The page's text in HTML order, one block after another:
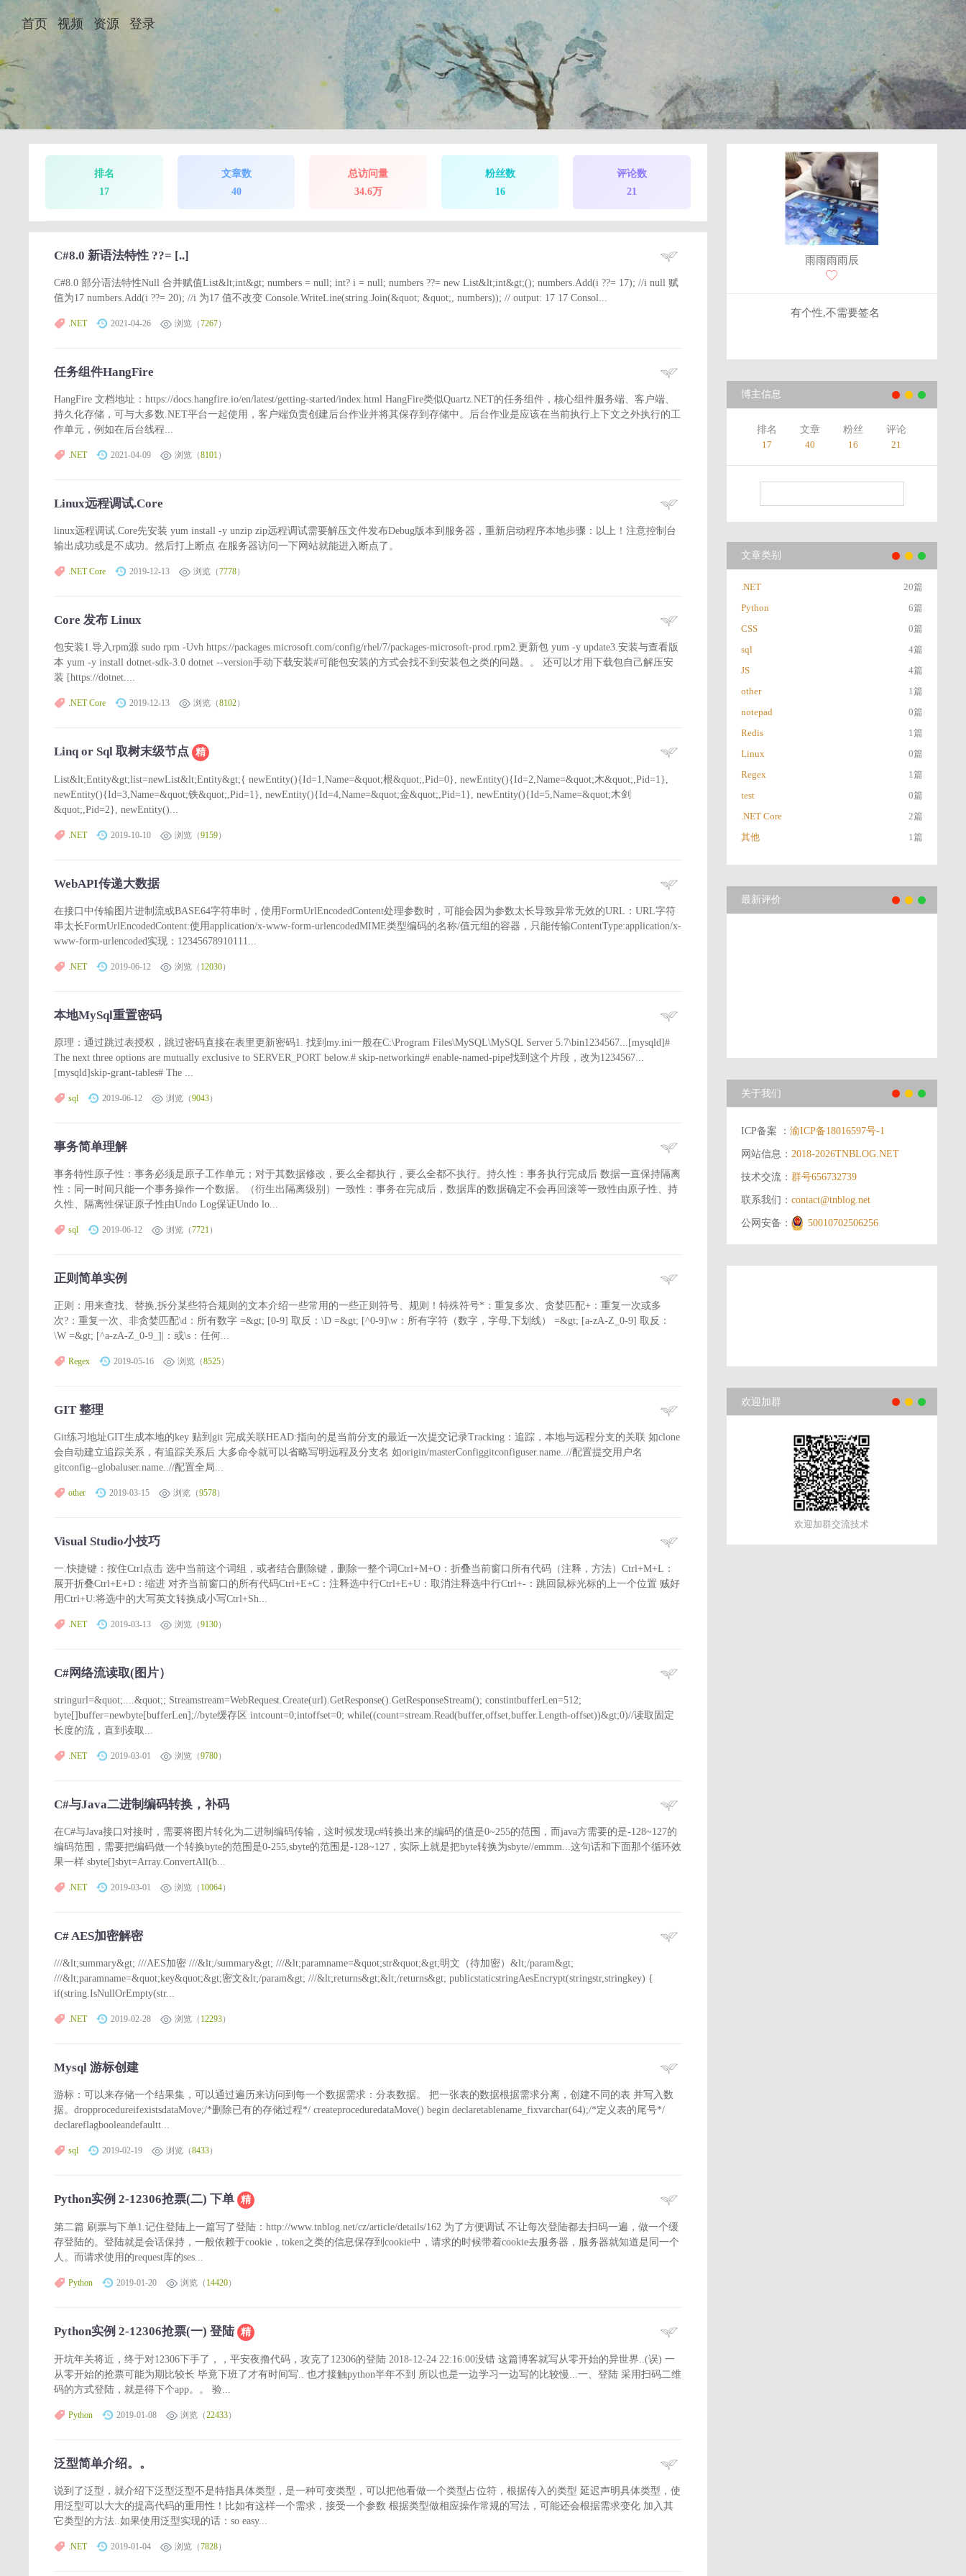
首页 视频 资源 登录
排名
17
文章数
40
总访问量
34.6万
粉丝数
16
评论数
21
C#8.0 新语法特性 ??= [..]
C#8.0 部分语法特性Null 合并赋值List&lt;int&gt; numbers = null; int? i = null; numbers ??= new List&lt;int&gt;(); numbers.Add(i ??= 17); //i null 赋
值为17 numbers.Add(i ??= 20); //i 为17 值不改变 Console.WriteLine(string.Join(&quot; &quot;, numbers)); // output: 17 17 Consol...
.NET 2021-04-26 浏览（7267）
任务组件HangFire
HangFire 文档地址：https://docs.hangfire.io/en/latest/getting-started/index.html HangFire类似Quartz.NET的任务组件，核心组件服务端、客户端、
持久化存储，可与大多数.NET平台一起使用，客户端负责创建后台作业并将其保存到存储中。后台作业是应该在当前执行上下文之外执行的工
作单元，例如在后台线程...
.NET 2021-04-09 浏览（8101）
Linux远程调试.Core
linux远程调试.Core先安装 yum install -y unzip zip远程调试需要解压文件发布Debug版本到服务器，重新启动程序本地步骤：以上！注意控制台
输出成功或是不成功。然后打上断点 在服务器访问一下网站就能进入断点了。
.NET Core 2019-12-13 浏览（7778）
Core 发布 Linux
包安装1.导入rpm源 sudo rpm -Uvh https://packages.microsoft.com/config/rhel/7/packages-microsoft-prod.rpm2.更新包 yum -y update3.安装与查看版
本 yum -y install dotnet-sdk-3.0 dotnet --version手动下载安装#可能包安装的方式会找不到安装包之类的问题。。 还可以才用下载包自己解压安
装 [https://dotnet....
.NET Core 2019-12-13 浏览（8102）
Linq or Sql 取树末级节点 精
List&lt;Entity&gt;list=newList&lt;Entity&gt;{ newEntity(){Id=1,Name=&quot;根&quot;,Pid=0}, newEntity(){Id=2,Name=&quot;木&quot;,Pid=1},
newEntity(){Id=3,Name=&quot;铁&quot;,Pid=1}, newEntity(){Id=4,Name=&quot;金&quot;,Pid=1}, newEntity(){Id=5,Name=&quot;木剑
&quot;,Pid=2}, newEntity()...
.NET 2019-10-10 浏览（9159）
WebAPI传递大数据
在接口中传输图片进制流或BASE64字符串时，使用FormUrlEncodedContent处理参数时，可能会因为参数太长导致异常无效的URL：URL字符
串太长FormUrlEncodedContent:使用application/x-www-form-urlencodedMIME类型编码的名称/值元组的容器，只能传输ContentType:application/x-
www-form-urlencoded实现：12345678910111...
.NET 2019-06-12 浏览（ 12030）
本地MySql重置密码
原理：通过跳过表授权，跳过密码直接在表里更新密码1. 找到my.ini一般在C:\Program Files\MySQL\MySQL Server 5.7\bin1234567...[mysqld]#
The next three options are mutually exclusive to SERVER_PORT below.# skip-networking# enable-named-pipe找到这个片段，改为1234567...
[mysqld]skip-grant-tables# The ...
sql 2019-06-12 浏览（9043）
事务简单理解
事务特性原子性：事务必须是原子工作单元；对于其数据修改，要么全都执行，要么全都不执行。持久性：事务执行完成后 数据一直保持隔离
性：同一时间只能一个事务操作一个数据。（衍生出隔离级别）一致性：事务在完成后，数据库的数据确定不会再回滚等一致性由原子性、持
久性、隔离性保证原子性由Undo Log保证Undo lo...
sql 2019-06-12 浏览（7721）
正则简单实例
正则：用来查找、替换,拆分某些符合规则的文本介绍一些常用的一些正则符号、规则！特殊符号*：重复多次、贪婪匹配+：重复一次或多
次?：重复一次、非贪婪匹配\d：所有数字 =&gt; [0-9] 取反：\D =&gt; [^0-9]\w：所有字符（数字，字母,下划线） =&gt; [a-zA-Z_0-9] 取反：
\W =&gt; [^a-zA-Z_0-9_]|：或\s：任何...
Regex 2019-05-16 浏览（8525）
GIT 整理
Git练习地址GIT生成本地的key 贴到git 完成关联HEAD:指向的是当前分支的最近一次提交记录Tracking：追踪，本地与远程分支的关联 如clone
会自动建立追踪关系，有追踪关系后 大多命令就可以省略写明远程及分支名 如origin/masterConfiggitconfiguser.name..//配置提交用户名
gitconfig--globaluser.name..//配置全局...
other 2019-03-15 浏览（9578）
Visual Studio小技巧
一.快捷键：按住Ctrl点击 选中当前这个词组，或者结合删除键，删除一整个词Ctrl+M+O：折叠当前窗口所有代码（注释，方法）Ctrl+M+L：
展开折叠Ctrl+E+D：缩进 对齐当前窗口的所有代码Ctrl+E+C：注释选中行Ctrl+E+U：取消注释选中行Ctrl+-：跳回鼠标光标的上一个位置 贼好
用Ctrl+U:将选中的大写英文转换成小写Ctrl+Sh...
.NET 2019-03-13 浏览（9130）
C#网络流读取(图片）
stringurl=&quot;....&quot;; Streamstream=WebRequest.Create(url).GetResponse().GetResponseStream(); constintbufferLen=512;
byte[]buffer=newbyte[bufferLen];//byte缓存区 intcount=0;intoffset=0; while((count=stream.Read(buffer,offset,buffer.Length-offset))&gt;0)//读取固定
长度的流，直到读取...
.NET 2019-03-01 浏览（9780）
C#与Java二进制编码转换，补码
在C#与Java接口对接时，需要将图片转化为二进制编码传输，这时候发现c#转换出来的编码的值是0~255的范围，而java方需要的是-128~127的
编码范围，需要把编码做一个转换byte的范围是0-255,sbyte的范围是-128~127，实际上就是把byte转换为sbyte//emmm...这句话和下面那个循环效
果一样 sbyte[]sbyt=Array.ConvertAll(b...
.NET 2019-03-01 浏览（ 10064）
C# AES加密解密
///&lt;summary&gt; ///AES加密 ///&lt;/summary&gt; ///&lt;paramname=&quot;str&quot;&gt;明文（待加密）&lt;/param&gt;
///&lt;paramname=&quot;key&quot;&gt;密文&lt;/param&gt; ///&lt;returns&gt;&lt;/returns&gt; publicstaticstringAesEncrypt(stringstr,stringkey) {
if(string.IsNullOrEmpty(str...
.NET 2019-02-28 浏览（ 12293）
Mysql 游标创建
游标：可以来存储一个结果集，可以通过遍历来访问到每一个数据需求：分表数据。 把一张表的数据根据需求分离，创建不同的表 并写入数
据。dropprocedureifexistsdataMove;/*删除已有的存储过程*/ createproceduredataMove() begin declaretablename_fixvarchar(64);/*定义表的尾号*/
declareflagbooleandefaultt...
sql 2019-02-19 浏览（8433）
Python实例 2-12306抢票(二) 下单 精
第二篇 刷票与下单1.记住登陆上一篇写了登陆：http://www.tnblog.net/cz/article/details/162 为了方便调试 不让每次登陆都去扫码一遍，做一个缓
存登陆的。登陆就是会话保持，一般依赖于cookie，token之类的信息保存到cookie中，请求的时候带着cookie去服务器，服务器就知道是同一个
人。而请求使用的request库的ses...
Python 2019-01-20 浏览（ 14420）
Python实例 2-12306抢票(一) 登陆 精
开坑年关将近，终于对12306下手了，，平安夜撸代码，攻克了12306的登陆 2018-12-24 22:16:00没错 这篇博客就写从零开始的异世界..(误) 一
从零开始的抢票可能为期比较长 毕竟下班了才有时间写.. 也才接触python半年不到 所以也是一边学习一边写的比较慢...一、登陆 采用扫码二维
码的方式登陆，就是得下个app。。 验...
Python 2019-01-08 浏览（22433）
泛型简单介绍。。
说到了泛型，就介绍下泛型泛型不是特指具体类型，是一种可变类型，可以把他看做一个类型占位符，根据传入的类型 延迟声明具体类型，使
用泛型可以大大的提高代码的重用性！比如有这样一个需求，接受一个参数 根据类型做相应操作常规的写法，可能还会根据需求变化 加入其
它类型的方法..如果使用泛型实现的话：so easy...
.NET 2019-01-04 浏览（7828）
雨雨雨雨辰
有个性,不需要签名
博主信息
排名
17
文章
40
粉丝
16
评论
21
文章类别
.NET
20篇
Python
6篇
CSS
0篇
sql
4篇
JS
4篇
other
1篇
notepad
0篇
Redis
1篇
Linux
0篇
Regex
1篇
test
0篇
.NET Core
2篇
其他
1篇
最新评价
关于我们
ICP备案 ： 渝ICP备18016597号-1
网站信息： 2018-2026TNBLOG.NET
技术交流： 群号656732739
联系我们： contact@tnblog.net
公网安备： 50010702506256
欢迎加群
欢迎加群交流技术